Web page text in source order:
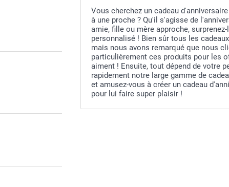
Vous cherchez un cadeau
à une proche ? Qu'il s'agisse de
amie, fille ou mère approche,
personnalisé ! Bien sûr tous les
mais nous avons remarqué que nous
particulièrement ces produits pour les
aiment ! Ensuite, tout dépend de votre
rapidement notre large gamme de
et amusez-vous à créer un cadeau
pour lui faire super plaisir !